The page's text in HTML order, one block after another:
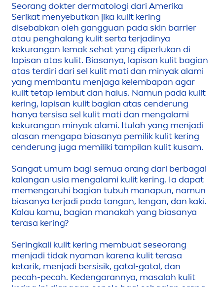
Seorang dokter dermatologi dari Amerika
Serikat menyebutkan jika kulit kering
disebabkan oleh gangguan pada skin barrier
atau penghalang kulit serta terjadinya
kekurangan lemak sehat yang diperlukan di
lapisan atas kulit. Biasanya, lapisan kulit bagian
atas terdiri dari sel kulit mati dan minyak alami
yang membantu menjaga kelembapan agar
kulit tetap lembut dan halus. Namun pada kulit
kering, lapisan kulit bagian atas cenderung
hanya tersisa sel kulit mati dan mengalami
kekurangan minyak alami. Itulah yang menjadi
alasan mengapa biasanya pemilik kulit kering
cenderung juga memiliki tampilan kulit kusam.
Sangat umum bagi semua orang dari berbagai
kalangan usia mengalami kulit kering. Ia dapat
memengaruhi bagian tubuh manapun, namun
biasanya terjadi pada tangan, lengan, dan kaki.
Kalau kamu, bagian manakah yang biasanya
terasa kering?
Seringkali kulit kering membuat seseorang
menjadi tidak nyaman karena kulit terasa
ketarik, menjadi bersisik, gatal-gatal, dan
pecah-pecah. Kedengarannya, masalah kulit